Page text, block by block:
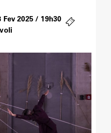
Fev 2025 / 19h30